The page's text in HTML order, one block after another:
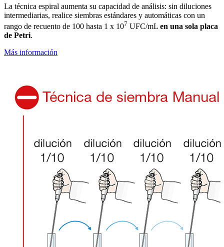
La técnica espiral aumenta su capacidad de análisis: sin diluciones
intermediarias, realice siembras estándares y automáticas con un
rango de recuento de 100 hasta 1 x 107 UFC/mL en una sola placa
de Petri.
Más información